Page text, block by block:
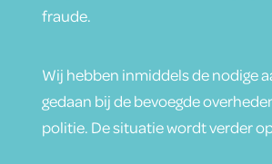
fraude.
Wij hebben inmiddels de nodige
gedaan bij de bevoegde
politie. De situatie wordt verder